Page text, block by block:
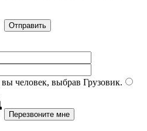
человек, выбрав Грузовик.